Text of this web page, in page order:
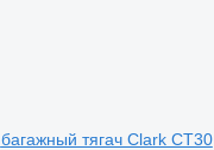
багажный тягач Clark CT30